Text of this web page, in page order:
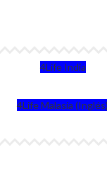
4Life India
4Life Malasia (Inglés)